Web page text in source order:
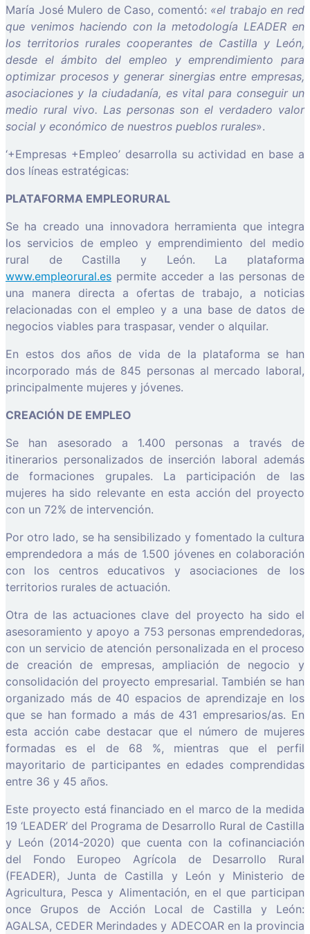
María José Mulero de Caso, comentó: «el trabajo en red
que venimos haciendo con la metodología LEADER en
los territorios rurales cooperantes de Castilla y León,
desde el ámbito del empleo y emprendimiento para
optimizar procesos y generar sinergias entre empresas,
asociaciones y la ciudadanía, es vital para conseguir un
medio rural vivo. Las personas son el verdadero valor
social y económico de nuestros pueblos rurales».
‘+Empresas +Empleo’ desarrolla su actividad en base a
dos líneas estratégicas:
PLATAFORMA EMPLEORURAL
Se ha creado una innovadora herramienta que integra
los servicios de empleo y emprendimiento del medio
rural de Castilla y León. La plataforma
www.empleorural.es permite acceder a las personas de
una manera directa a ofertas de trabajo, a noticias
relacionadas con el empleo y a una base de datos de
negocios viables para traspasar, vender o alquilar.
En estos dos años de vida de la plataforma se han
incorporado más de 845 personas al mercado laboral,
principalmente mujeres y jóvenes.
CREACIÓN DE EMPLEO
Se han asesorado a 1.400 personas a través de
itinerarios personalizados de inserción laboral además
de formaciones grupales. La participación de las
mujeres ha sido relevante en esta acción del proyecto
con un 72% de intervención.
Por otro lado, se ha sensibilizado y fomentado la cultura
emprendedora a más de 1.500 jóvenes en colaboración
con los centros educativos y asociaciones de los
territorios rurales de actuación.
Otra de las actuaciones clave del proyecto ha sido el
asesoramiento y apoyo a 753 personas emprendedoras,
con un servicio de atención personalizada en el proceso
de creación de empresas, ampliación de negocio y
consolidación del proyecto empresarial. También se han
organizado más de 40 espacios de aprendizaje en los
que se han formado a más de 431 empresarios/as. En
esta acción cabe destacar que el número de mujeres
formadas es el de 68 %, mientras que el perfil
mayoritario de participantes en edades comprendidas
entre 36 y 45 años.
Este proyecto está financiado en el marco de la medida
19 ‘LEADER’ del Programa de Desarrollo Rural de Castilla
y León (2014-2020) que cuenta con la cofinanciación
del Fondo Europeo Agrícola de Desarrollo Rural
(FEADER), Junta de Castilla y León y Ministerio de
Agricultura, Pesca y Alimentación, en el que participan
once Grupos de Acción Local de Castilla y León:
AGALSA, CEDER Merindades y ADECOAR en la provincia